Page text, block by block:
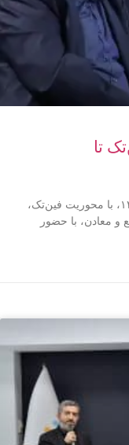
تا
آینده اقتصاد دیجیتال ایران در الکام‌تاکس ۱۴۰۴، با محوریت فین‌تک،
معادن، با حضور